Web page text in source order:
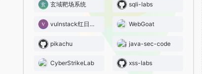
玄域靶场系统 sqli-labs
vulnstack红日靶场 WebGoat
pikachu java-sec-code
CyberStrikeLab xss-labs